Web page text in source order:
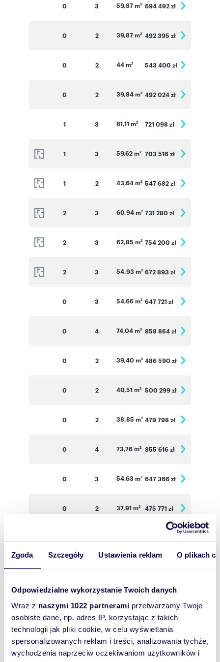
Zgoda Szczegóły Ustawienia reklam O plikach
Odpowiedzialne wykorzystanie Twoich danych
Wraz z naszymi 1022 partnerami przetwarzamy Twoje
osobiste dane, np. adres IP, korzystając z takich
technologii jak pliki cookie, w celu wyświetlania
spersonalizowanych reklam i treści, analizowania tychże,
wychodzenia naprzeciw oczekiwaniom użytkowników i
0 3 59,87 m2 694 492 zł
0 2 39,87 m2 492 395 zł
0 2 44 m2 543 400 zł
0 2 39,84 m2 492 024 zł
1 3 61,11 m2 721 098 zł
1 3 59,62 m2 703 516 zł
1 2 43,64 m2 547 682 zł
2 3 60,94 m2 731 280 zł
2 3 62,85 m2 754 200 zł
2 3 54,93 m2 672 893 zł
0 3 54,66 m2 647 721 zł
0 4 74,04 m2 858 864 zł
0 2 39,40 m2 486 590 zł
0 2 40,51 m2 500 299 zł
0 2 38,85 m2 479 798 zł
0 4 73,76 m2 855 616 zł
0 3 54,63 m2 647 366 zł
0 2 37,91 m2 475 771 zł
1 4 867 300 zł
3 653 351 zł
2 4 73,78 m 885 360 zł
2 4 73,50 m 882 000 zł